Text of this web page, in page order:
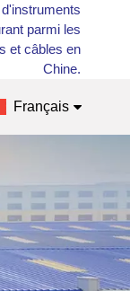
parmi les
et câbles en
Chine.
Français